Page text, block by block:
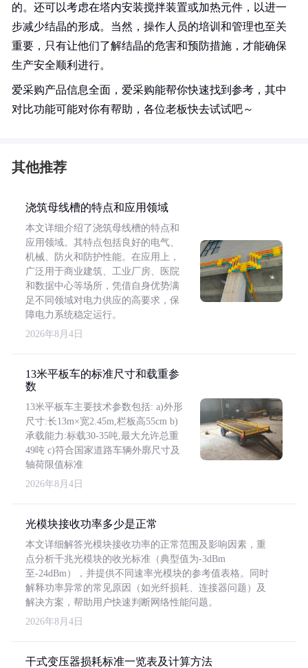
的。还可以考虑在塔内安装搅拌装置或加热元件，以进一
步减少结晶的形成。当然，操作人员的培训和管理也至关
重要，只有让他们了解结晶的危害和预防措施，才能确保
生产安全顺利进行。
爱采购产品信息全面，爱采购能帮你快速找到参考，其中
对比功能可能对你有帮助，各位老板快去试试吧～
其他推荐
浇筑母线槽的特点和应用领域
本文详细介绍了浇筑母线槽的特点和
应用领域。其特点包括良好的电气、
机械、防火和防护性能。在应用上，
广泛用于商业建筑、工业厂房、医院
和数据中心等场所，凭借自身优势满
足不同领域对电力供应的高要求，保
障电力系统稳定运行。
2026年8月4日
13米平板车的标准尺寸和载重参
数
13米平板车主要技术参数包括: a)外形
尺寸:长13m×宽2.45m,栏板高55cm b)
承载能力:标载30-35吨,最大允许总重
49吨 c)符合国家道路车辆外廓尺寸及
轴荷限值标准
2026年8月4日
光模块接收功率多少是正常
本文详细解答光模块接收功率的正常范围及影响因素，重
点分析千兆光模块的收光标准（典型值为-3dBm
至-24dBm），并提供不同速率光模块的参考值表格。同时
解释功率异常的常见原因（如光纤损耗、连接器问题）及
解决方案，帮助用户快速判断网络性能问题。
2026年8月4日
干式变压器损耗标准一览表及计算方法